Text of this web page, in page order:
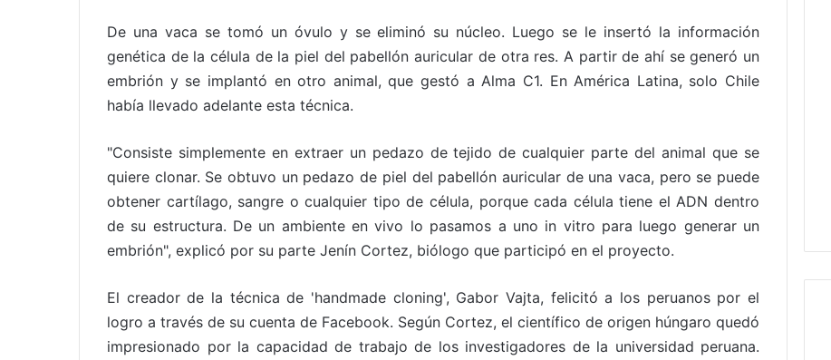
De una vaca se tomó un óvulo y se eliminó su núcleo. Luego se le insertó la información
genética de la célula de la piel del pabellón auricular de otra res. A partir de ahí se generó un
embrión y se implantó en otro animal, que gestó a Alma C1. En América Latina, solo Chile
había llevado adelante esta técnica.
"Consiste simplemente en extraer un pedazo de tejido de cualquier parte del animal que se
quiere clonar. Se obtuvo un pedazo de piel del pabellón auricular de una vaca, pero se puede
obtener cartílago, sangre o cualquier tipo de célula, porque cada célula tiene el ADN dentro
de su estructura. De un ambiente en vivo lo pasamos a uno in vitro para luego generar un
embrión", explicó por su parte Jenín Cortez, biólogo que participó en el proyecto.
El creador de la técnica de 'handmade cloning', Gabor Vajta, felicitó a los peruanos por el
logro a través de su cuenta de Facebook. Según Cortez, el científico de origen húngaro quedó
impresionado por la capacidad de trabajo de los investigadores de la universidad peruana.